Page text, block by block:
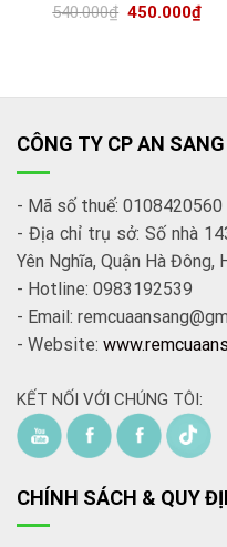
540.000₫ 450.000₫
CÔNG TY CP AN
- Mã số thuế: 0108420560
- Địa chỉ trụ sở: Số nhà
Yên Nghĩa, Quận Hà Đông,
- Hotline: 0983192539
- Email:
- Website:
KẾT NỐI VỚI CHÚNG TÔI:
CHÍNH SÁCH & QUY